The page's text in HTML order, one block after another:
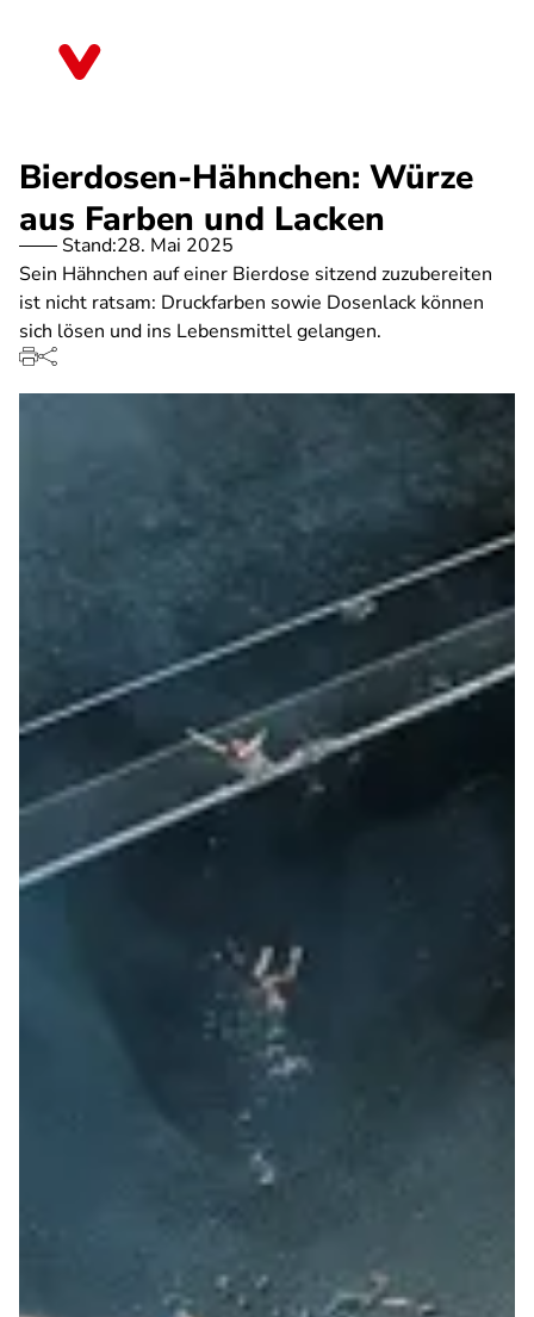
Bierdosen-Hähnchen: Würze
aus Farben und Lacken
Stand:28. Mai 2025
Sein Hähnchen auf einer Bierdose sitzend zuzubereiten
ist nicht ratsam: Druckfarben sowie Dosenlack können
sich lösen und ins Lebensmittel gelangen.